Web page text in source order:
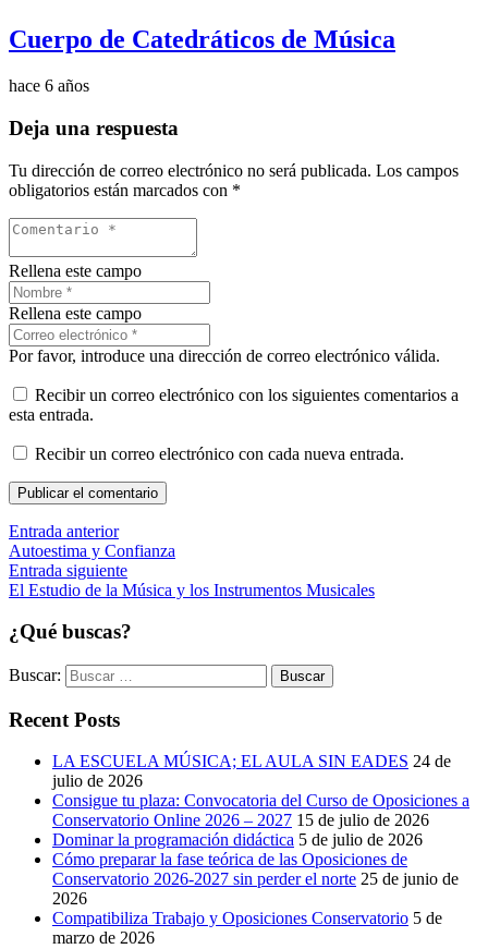
Cuerpo de Catedráticos de Música
hace 6 años
Deja una respuesta
Tu dirección de correo electrónico no será publicada. Los campos
obligatorios están marcados con *
Rellena este campo
Rellena este campo
Por favor, introduce una dirección de correo electrónico válida.
Recibir un correo electrónico con los siguientes comentarios a
esta entrada.
Recibir un correo electrónico con cada nueva entrada.
Publicar el comentario
Entrada anterior
Autoestima y Confianza
Entrada siguiente
El Estudio de la Música y los Instrumentos Musicales
¿Qué buscas?
Buscar:
Recent Posts
LA ESCUELA MÚSICA; EL AULA SIN EADES 24 de
julio de 2026
Consigue tu plaza: Convocatoria del Curso de Oposiciones a
Conservatorio Online 2026 – 2027 15 de julio de 2026
Dominar la programación didáctica 5 de julio de 2026
Cómo preparar la fase teórica de las Oposiciones de
Conservatorio 2026-2027 sin perder el norte 25 de junio de
2026
Compatibiliza Trabajo y Oposiciones Conservatorio 5 de
marzo de 2026